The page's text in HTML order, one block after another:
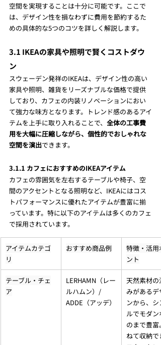
空間を実現することは十分に可能です。ここで
は、デザイン性を損なわずに費用を節約するた
めの具体的な5つのコツを詳しく解説します。
3.1 IKEAの家具や照明で賢くコストダウ
ン
スウェーデン発祥のIKEAは、デザイン性の高い
家具や照明、雑貨をリーズナブルな価格で提供
しており、カフェの内装リノベーションにおい
て強力な味方となります。トレンド感のあるアイ
テムを上手に取り入れることで、 全体の工事費
用を大幅に圧縮しながら、個性的でおしゃれな
空間を演出できます。
3.1.1 カフェにおすすめのIKEAアイテム
カフェの雰囲気を左右するテーブルや椅子、空
間のアクセントとなる照明など、IKEAにはコス
トパフォーマンスに優れたアイテムが豊富に揃
っています。特に以下のアイテムは多くのカフェ
で採用されています。
アイテムカテゴ
リ
おすすめ商品例
特徴・活用
ント
テーブル・チェ
ア
LERHAMN（レー
ルハムン）/
ADDE（アッデ）
天然素材の
みがあるデ
ンから、シ
ルでモダン
のまで豊富
ねて収納で